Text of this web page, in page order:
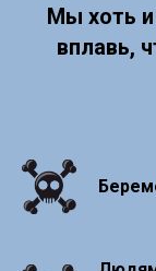
Мы хоть
вплавь,